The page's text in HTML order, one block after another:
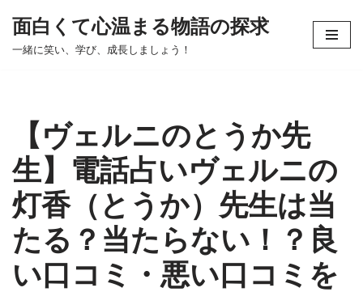
コ
ス
キ
ッ
プ
面白くて心温まる物語の探求
一緒に笑い、学び、成長しましょう！
【ヴェルニのとうか先
生】電話占いヴェルニの
灯香（とうか）先生は当
たる？当たらない！？良
い口コミ・悪い口コミを